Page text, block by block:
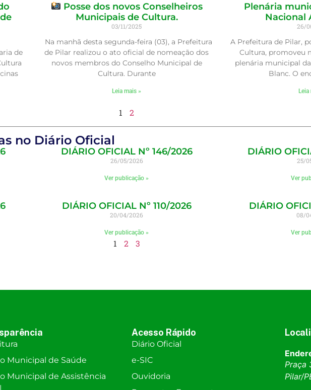
de
Posse dos novos Conselheiros
Municipais de Cultura.
03/11/2025
Na manhã desta segunda-feira (03), a Prefeitura
de Pilar realizou o ato oficial de nomeação dos
novos membros do Conselho Municipal de
Cultura. Durante
Leia mais »
Plenária
Nacional
26/
A Prefeitura de Pilar,
Cultura, promoveu
plenária municipal
Blanc. O
Leia
1 2
no Diário Oficial
DIÁRIO OFICIAL Nº 146/2026
26/05/2026
Ver publicação »
DIÁRIO
25/
Ver
DIÁRIO OFICIAL Nº 110/2026
20/04/2026
Ver publicação »
DIÁRIO
08/
Ver
1 2 3
Municipal de Saúde
Municipal de Assistência
Acesso Rápido
Diário Oficial
e-SIC
Ouvidoria
Praça
Pilar/